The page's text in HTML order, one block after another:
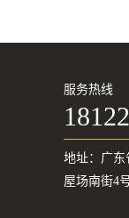
服务热线
地址：广东
屋场南街4